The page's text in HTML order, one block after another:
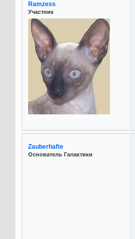
Ramzess
Участник
Zauberhafte
Основатель Галактики